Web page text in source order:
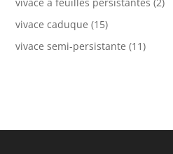
vivace caduque (15)
vivace semi-persistante (11)